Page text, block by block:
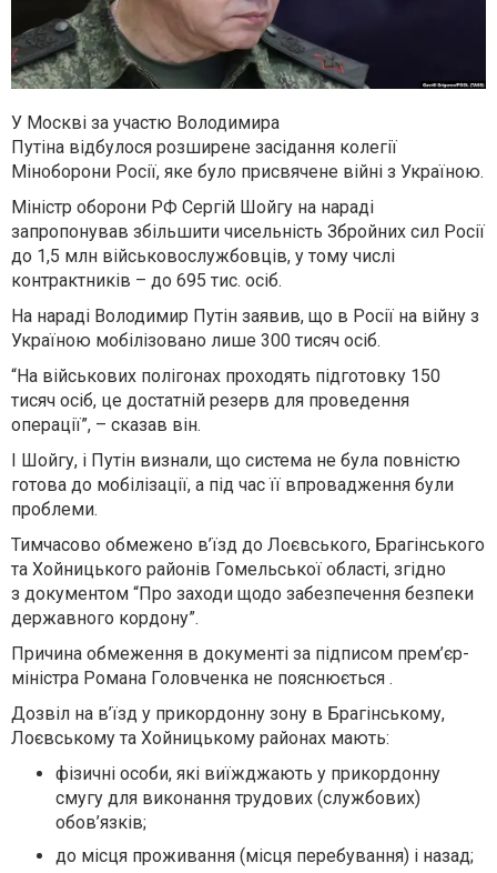
У Москві за участю Володимира
Путіна відбулося розширене засідання колегії
Міноборони Росії, яке було присвячене війні з Україною.
Міністр оборони РФ Сергій Шойгу на нараді
запропонував збільшити чисельність Збройних сил Росії
до 1,5 млн військовослужбовців, у тому числі
контрактників – до 695 тис. осіб.
На нараді Володимир Путін заявив, що в Росії на війну з
Україною мобілізовано лише 300 тисяч осіб.
“На військових полігонах проходять підготовку 150
тисяч осіб, це достатній резерв для проведення
операції”, – сказав він.
І Шойгу, і Путін визнали, що система не була повністю
готова до мобілізації, а під час її впровадження були
проблеми.
Тимчасово обмежено в’їзд до Лоєвського, Брагінського
та Хойницького районів Гомельської області, згідно
з документом “Про заходи щодо забезпечення безпеки
державного кордону”.
Причина обмеження в документі за підписом прем’єр-
міністра Романа Головченка не пояснюється .
Дозвіл на в’їзд у прикордонну зону в Брагінському,
Лоєвському та Хойницькому районах мають:
фізичні особи, які виїжджають у прикордонну
смугу для виконання трудових (службових)
обов’язків;
до місця проживання (місця перебування) і назад;